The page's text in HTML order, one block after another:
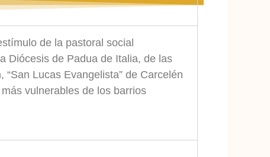
de la pastoral social
Diócesis de Padua de Italia, de las
Lucas Evangelista” de Carcelén
vulnerables de los barrios